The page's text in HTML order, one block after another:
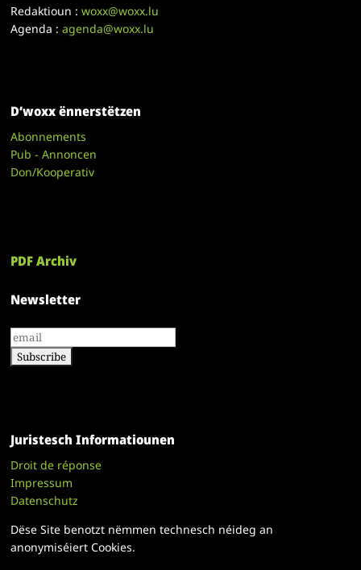
Redaktioun :woxx@woxx.lu
Agenda :agenda@woxx.lu
D’woxx ënnerstëtzen
Abonnements
Pub - Annoncen
Don/Kooperativ
PDF Archiv
Newsletter
Juristesch Informatiounen
Droit de réponse
Impressum
Datenschutz
Dëse Site benotzt nëmmen technesch néideg an
anonymiséiert Cookies.